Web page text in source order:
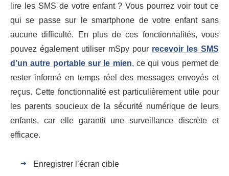
lire les SMS de votre enfant ? Vous pourrez voir tout ce
qui se passe sur le smartphone de votre enfant sans
aucune difficulté. En plus de ces fonctionnalités, vous
pouvez également utiliser mSpy pour recevoir les SMS
d’un autre portable sur le mien, ce qui vous permet de
rester informé en temps réel des messages envoyés et
reçus. Cette fonctionnalité est particulièrement utile pour
les parents soucieux de la sécurité numérique de leurs
enfants, car elle garantit une surveillance discrète et
efficace.
Enregistrer l’écran cible